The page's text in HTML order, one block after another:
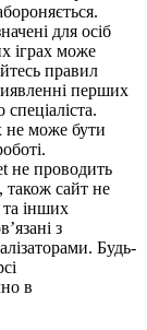
для осіб
іграх може
правил
перших
не може бути
не проводить
також сайт не
та інших
з
Будь-
в